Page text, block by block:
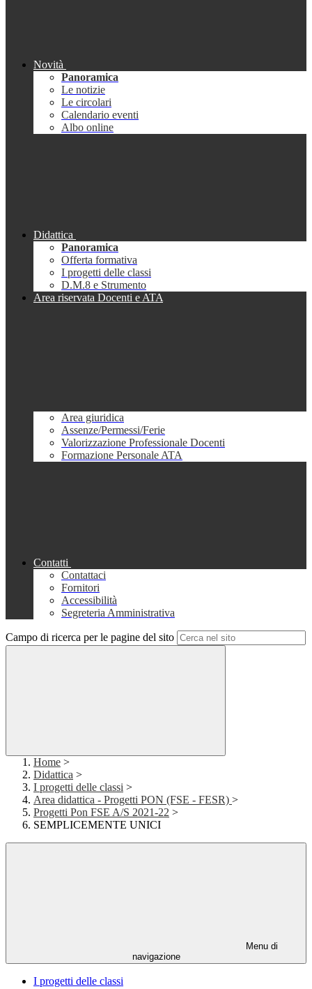
Novità
Panoramica
Le notizie
Le circolari
Calendario eventi
Albo online
Didattica
Panoramica
Offerta formativa
I progetti delle classi
D.M.8 e Strumento
Area riservata Docenti e ATA
Area giuridica
Assenze/Permessi/Ferie
Valorizzazione Professionale Docenti
Formazione Personale ATA
Contatti
Contattaci
Fornitori
Accessibilità
Segreteria Amministrativa
Campo di ricerca per le pagine del sito
Home >
Didattica >
I progetti delle classi >
Area didattica - Progetti PON (FSE - FESR) >
Progetti Pon FSE A/S 2021-22 >
SEMPLICEMENTE UNICI
Menu di
navigazione
I progetti delle classi